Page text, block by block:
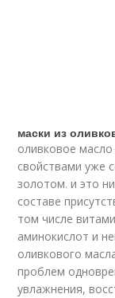
маски из
оливковое
свойствами уже
золотом. и это
составе
том числе
аминокислот и
оливкового
проблем
увлажнения,